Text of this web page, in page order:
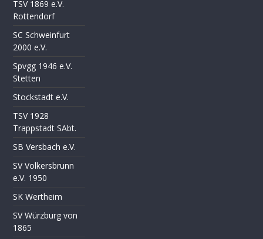
TSV 1869 e.V.
Rottendorf
SC Schweinfurt
2000 e.V.
Spvgg 1946 e.V.
Stetten
Stockstadt e.V.
TSV 1928
Trappstadt SAbt.
SB Versbach e.V.
SV Volkersbrunn
e.V. 1950
SK Wertheim
SV Würzburg von
1865